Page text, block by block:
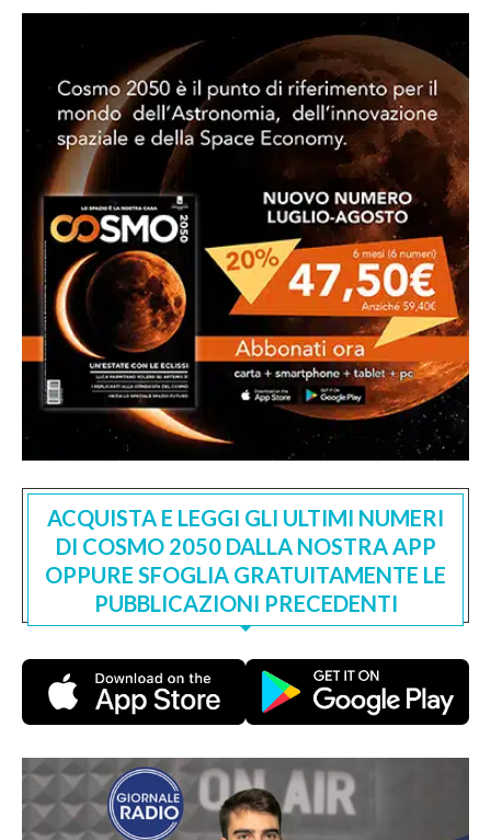
ACQUISTA E LEGGI GLI ULTIMI NUMERI
DI COSMO 2050 DALLA NOSTRA APP
OPPURE SFOGLIA GRATUITAMENTE LE
PUBBLICAZIONI PRECEDENTI